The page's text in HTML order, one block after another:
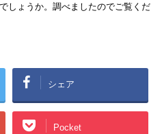
しょうか。調べましたのでご覧くだ
シェア
Pocket